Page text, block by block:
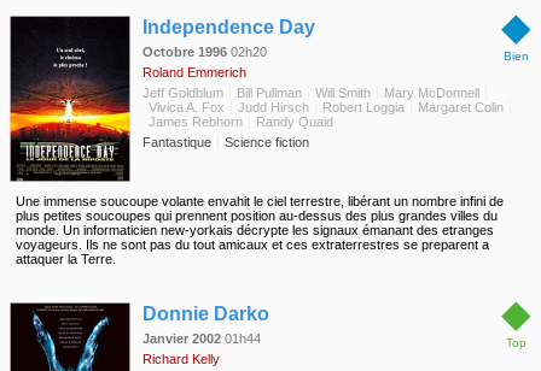
◆
Bien
Independence Day
Octobre 1996 02h20
Roland Emmerich
Jeff Goldblum
Bill Pullman Will Smith
Mary McDonnell
Vivica A. Fox
Judd Hirsch Robert Loggia
Margaret Colin
James Rebhorn
Randy Quaid
Fantastique
Science fiction
Une immense soucoupe volante envahit le ciel terrestre, libérant un nombre infini de
plus petites soucoupes qui prennent position au-dessus des plus grandes villes du
monde. Un informaticien new-yorkais décrypte les signaux émanant des etranges
voyageurs. Ils ne sont pas du tout amicaux et ces extraterrestres se preparent a
attaquer la Terre.
◆
Top
Donnie Darko
Janvier 2002 01h44
Richard Kelly